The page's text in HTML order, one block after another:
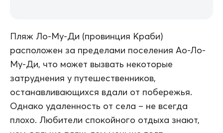
Пляж Ло-Му-Ди (провинция Краби)
расположен за пределами поселения Ао-Ло-
Му-Ди, что может вызвать некоторые
затруднения у путешественников,
останавливающихся вдали от побережья.
Однако удаленность от села – не всегда
плохо. Любители спокойного отдыха знают,